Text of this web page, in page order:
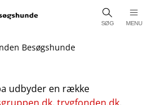
MENU
SØG
Besøgshunde
udbyder en række